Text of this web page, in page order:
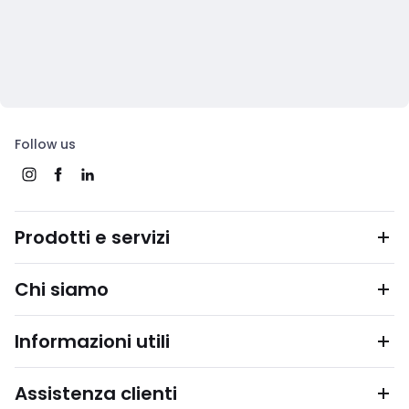
Follow us
Prodotti e servizi
Chi siamo
Informazioni utili
Assistenza clienti